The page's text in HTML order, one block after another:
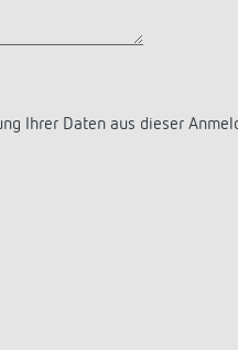
Ihrer Daten aus dieser